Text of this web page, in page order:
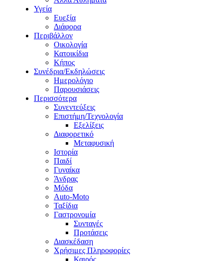
Υγεία
Ευεξία
Διάφορα
Περιβάλλον
Οικολογία
Κατοικίδια
Κήπος
Συνέδρια/Εκδηλώσεις
Ημερολόγιο
Παρουσιάσεις
Περισσότερα
Συνεντεύξεις
Επιστήμη/Τεχνολογία
Εξελίξεις
Διαφορετικό
Μεταφυσική
Ιστορία
Παιδί
Γυναίκα
Άνδρας
Μόδα
Auto-Moto
Ταξίδια
Γαστρονομία
Συνταγές
Προτάσεις
Διασκέδαση
Χρήσιμες Πληροφορίες
Καιρός